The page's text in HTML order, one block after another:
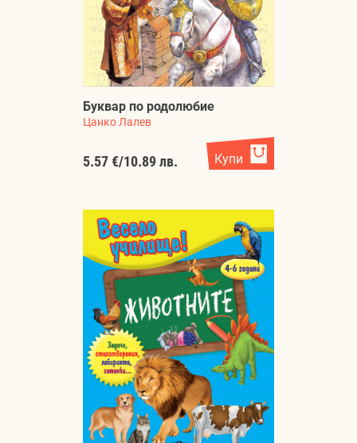
Буквар по родолюбие
Цанко Лалев
5.57 €/10.89 лв. Купи